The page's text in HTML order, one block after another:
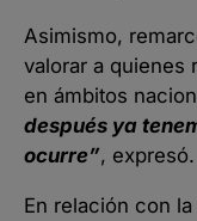
Asimismo,
valorar a quienes
en ámbitos
después ya
ocurre”, expresó.
En relación con